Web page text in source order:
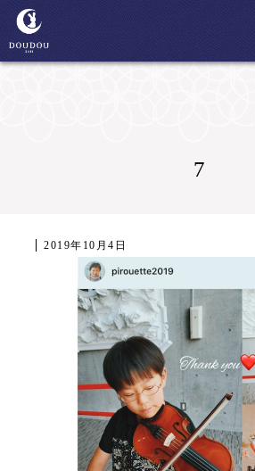
7
2019年10月4日